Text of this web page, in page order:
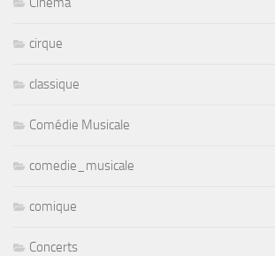
cirque
classique
Comédie Musicale
comedie_musicale
comique
Concerts